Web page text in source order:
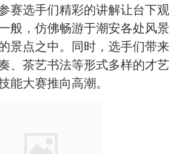
赛选手们精彩的讲解让台下观
般，仿佛畅游于潮安各处风景
景点之中。同时，选手们带来
、茶艺书法等形式多样的才艺
能大赛推向高潮。